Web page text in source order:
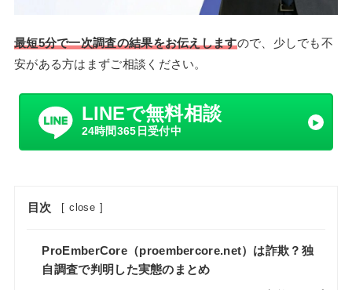
最短5分で一次調査の結果をお伝えしますので、少しでも不
安がある方はまずご相談ください。
LINEで無料相談
24時間365日受付中
目次 [ close ]
ProEmberCore（proembercore.net）は詐欺？独
自調査で判明した実態のまとめ